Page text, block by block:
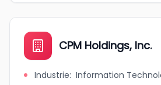
CPM Holdings, Inc.
Industrie: Information